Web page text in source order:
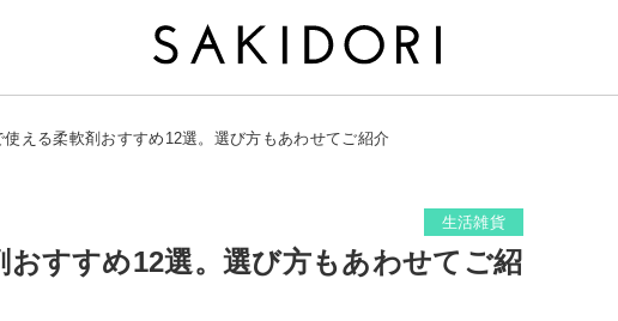
使える柔軟剤おすすめ12選。選び方もあわせてご紹介
生活雑貨
すすめ12選。選び方もあわせてご紹